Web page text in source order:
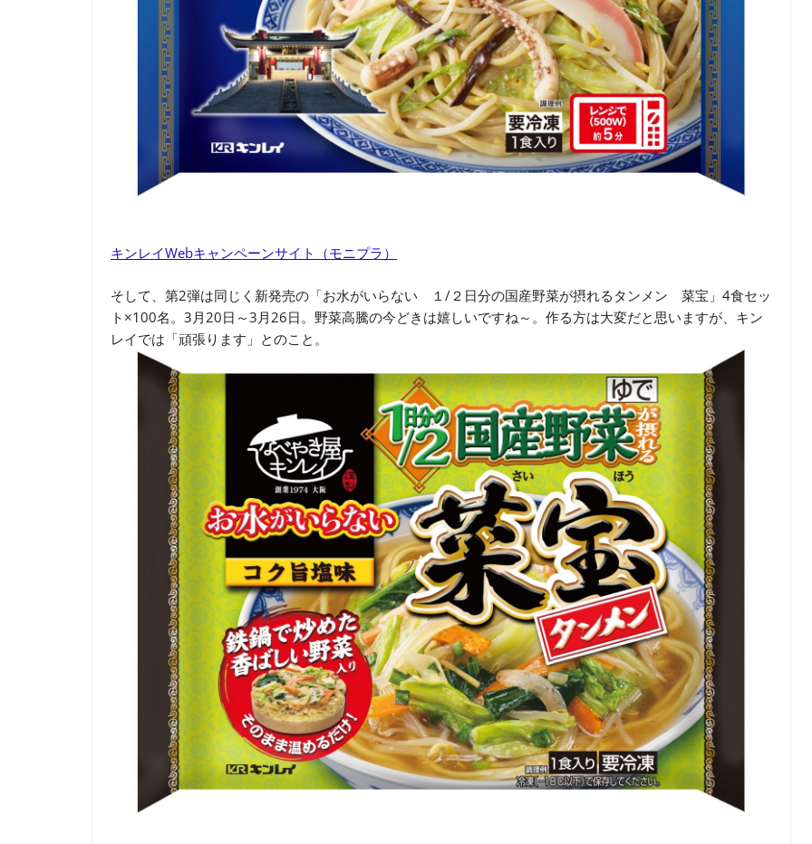
キンレイWebキャンペーンサイト（モニプラ）
そして、第2弾は同じく新発売の「お水がいらない １/２日分の国産野菜が摂れるタンメン 菜宝」4食セッ
ト×100名。3月20日～3月26日。野菜高騰の今どきは嬉しいですね～。作る方は大変だと思いますが、キン
レイでは「頑張ります」とのこと。